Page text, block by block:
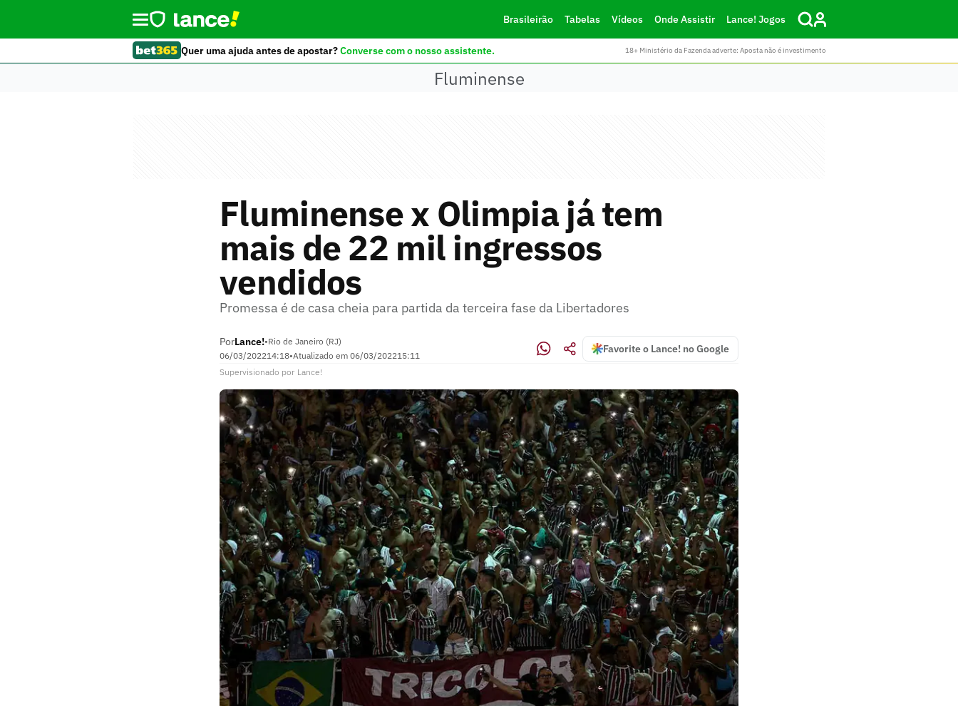
Brasileirão Tabelas Vídeos Onde Assistir Lance! Jogos
Quer uma ajuda antes de apostar?Converse com o nosso assistente. 18+ Ministério da Fazenda adverte: Aposta não é investimento
Fluminense
Fluminense x Olimpia já tem
mais de 22 mil ingressos
vendidos
Promessa é de casa cheia para partida da terceira fase da Libertadores
PorLance!•Rio de Janeiro (RJ)
06/03/202214:18•Atualizado em 06/03/202215:11
Favorite o Lance! no Google
Supervisionado por Lance!